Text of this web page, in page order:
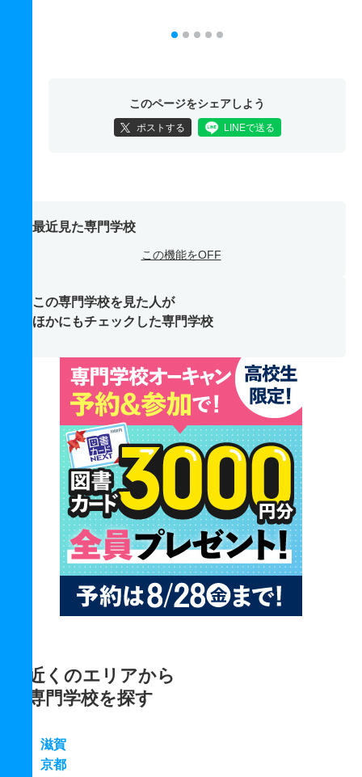
このページをシェアしよう
ポストする LINEで送る
最近見た専門学校
この機能をOFF
この専門学校を見た人が
ほかにもチェックした専門学校
近くのエリアから
専門学校を探す
滋賀
京都